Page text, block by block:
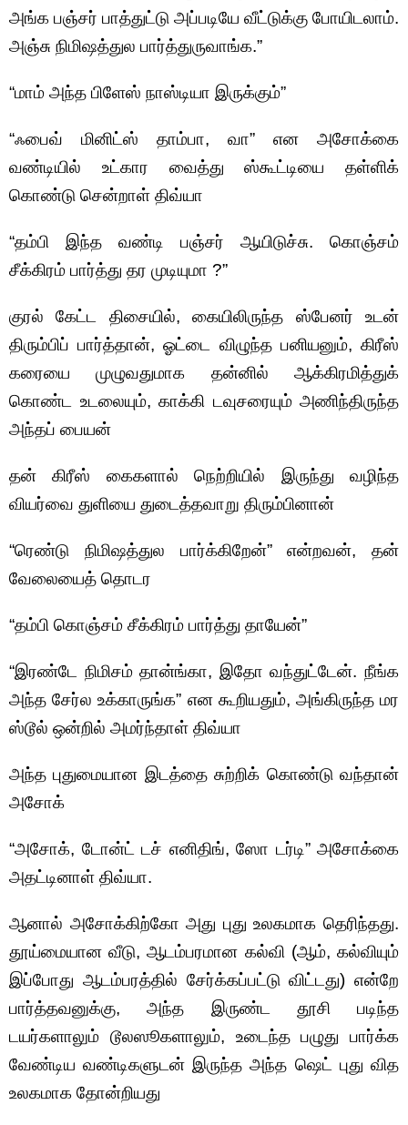
அங்க பஞ்சர் பாத்துட்டு அப்படியே வீட்டுக்கு போயிடலாம்.
அஞ்சு நிமிஷத்துல பார்த்துருவாங்க‌.”
“மாம் அந்த பிளேஸ் நாஸ்டியா இருக்கும்”
“ஃபைவ் மினிட்ஸ் தாம்பா, வா” என அசோக்கை
வண்டியில் உட்கார வைத்து ஸ்கூட்டியை தள்ளிக்
கொண்டு சென்றாள் திவ்யா
“தம்பி இந்த வண்டி பஞ்சர் ஆயிடுச்சு. கொஞ்சம்
சீக்கிரம் பார்த்து தர முடியுமா ?”
குரல் கேட்ட திசையில், கையிலிருந்த ஸ்பேனர் உடன்
திரும்பிப் பார்த்தான், ஓட்டை விழுந்த பனியனும், கிரீஸ்
கரையை முழுவதுமாக தன்னில் ஆக்கிரமித்துக்
கொண்ட உடலையும், காக்கி டவுசரையும் அணிந்திருந்த
அந்தப் பையன்
தன் கிரீஸ் கைகளால் நெற்றியில் இருந்து வழிந்த
வியர்வை துளியை துடைத்தவாறு திரும்பினான்
“ரெண்டு நிமிஷத்துல பார்க்கிறேன்” என்றவன், தன்
வேலையைத் தொடர
“தம்பி கொஞ்சம் சீக்கிரம் பார்த்து தாயேன்”
“இரண்டே நிமிசம் தான்ங்கா, இதோ வந்துட்டேன். நீங்க
அந்த சேர்ல உக்காருங்க” என கூறியதும், அங்கிருந்த மர
ஸ்டூல் ஒன்றில் அமர்ந்தாள் திவ்யா
அந்த புதுமையான இடத்தை சுற்றிக் கொண்டு வந்தான்
அசோக்
“அசோக், டோன்ட் டச் எனிதிங், ஸோ டர்டி” அசோக்கை
அதட்டினாள் திவ்யா.
ஆனால் அசோக்கிற்கோ அது புது உலகமாக தெரிந்தது.
தூய்மையான வீடு, ஆடம்பரமான கல்வி (ஆம், கல்வியும்
இப்போது ஆடம்பரத்தில் சேர்க்கப்பட்டு விட்டது) என்றே
பார்த்தவனுக்கு, அந்த இருண்ட தூசி படிந்த
டயர்களாலும் டூலஸூகளாலும், உடைந்த பழுது பார்க்க
வேண்டிய வண்டிகளுடன் இருந்த அந்த ஷெட் புது வித
உலகமாக தோன்றியது